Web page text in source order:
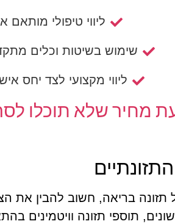
ליווי טיפולי מותאם
שימוש בשיטות וכלים
ליווי מקצועי לצד יחס
מחיר שלא תוכלו
בריאה, חשוב להבין את
תוספי תזונה וויטמינים